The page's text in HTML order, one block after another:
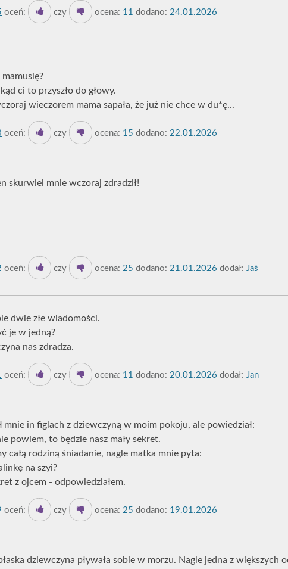
oceń: czy ocena: 11 dodano: 24.01.2026
ci to przyszło do głowy.
wieczorem mama sapała, że już nie chce w du*ę...
oceń: czy ocena: 15 dodano: 22.01.2026
skurwiel mnie wczoraj zdradził!
oceń: czy ocena: 25 dodano: 21.01.2026 dodał: Jaś
dwie złe wiadomości.
je w jedną?
nas zdradza.
oceń: czy ocena: 11 dodano: 20.01.2026 dodał: Jan
mnie in figlach z dziewczyną w moim pokoju, ale powiedział:
powiem, to będzie nasz mały sekret.
całą rodziną śniadanie, nagle matka mnie pyta:
na szyi?
z ojcem - odpowiedziałem.
oceń: czy ocena: 25 dodano: 19.01.2026
dziewczyna pływała sobie w morzu. Nagle jedna z większych